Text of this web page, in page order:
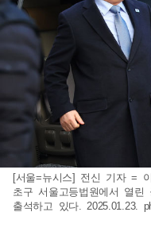
[서울=뉴시스] 전신 기자 =
초구 서울고등법원에서 열
출석하고 있다. 2025.01.23.